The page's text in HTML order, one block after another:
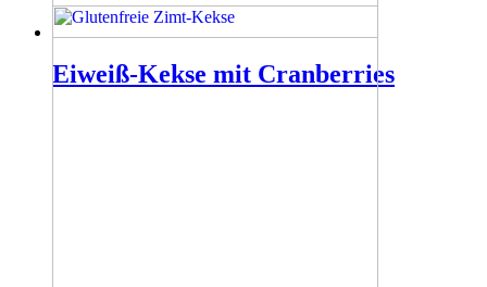
Eiweiß-Kekse mit Cranberries